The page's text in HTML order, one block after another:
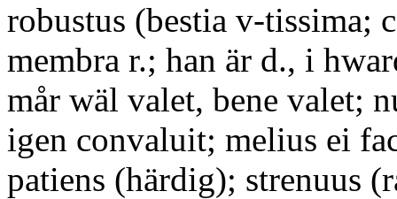
robustus (bestia v-tissima;
membra r.; han är d., i
mår wäl valet, bene valet;
igen convaluit; melius ei
patiens (härdig); strenuus